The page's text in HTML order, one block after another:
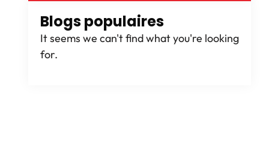
Blogs populaires
It seems we can't find what you're looking
for.